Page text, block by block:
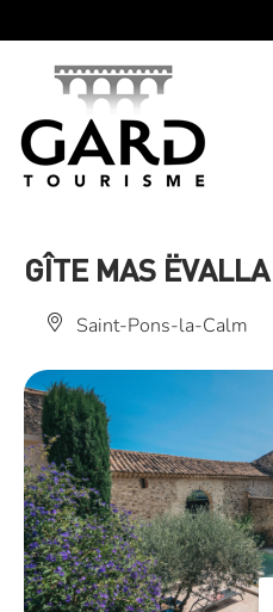
GÎTE MAS ËVALLA
Saint-Pons-la-Calm